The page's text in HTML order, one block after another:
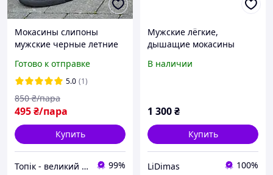
Мокасины слипоны
мужские черные летние
сліпони чоловічі чорні
літні сітка (Код: 3156тк)
Готово к отправке
5.0 (1)
495₴/пара
850 ₴/пара
Купить
Топік - великий вибір взуття для чоловіків і жінок 99%
Мужские лёгкие,
дышащие мокасины
В наличии
1 300₴
Купить
LiDimas 100%